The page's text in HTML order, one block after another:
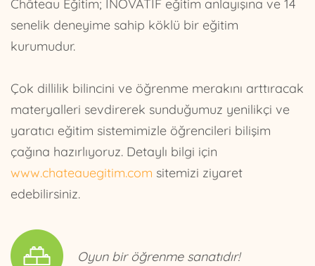
Château Eğitim; INOVATIF eğitim anlayışına ve 14
senelik deneyime sahip köklü bir eğitim
kurumudur.
Çok dillilik bilincini ve öğrenme merakını arttıracak
materyalleri sevdirerek sunduğumuz yenilikçi ve
yaratıcı eğitim sistemimizle öğrencileri bilişim
çağına hazırlıyoruz. Detaylı bilgi için
www.chateauegitim.com sitemizi ziyaret
edebilirsiniz.
Oyun bir öğrenme sanatıdır!